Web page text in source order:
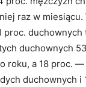
raz w
proc.
duchownych
roku, a 18 proc.
duchownych